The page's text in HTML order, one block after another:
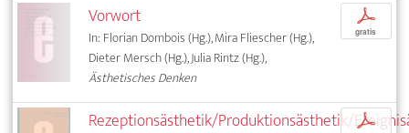
Vorwort
In: Florian Dombois (Hg.), Mira Fliescher (Hg.),
Dieter Mersch (Hg.), Julia Rintz (Hg.),
Ästhetisches Denken
p
gratis
Rezeptionsästhetik/Produktionsästhetik/p